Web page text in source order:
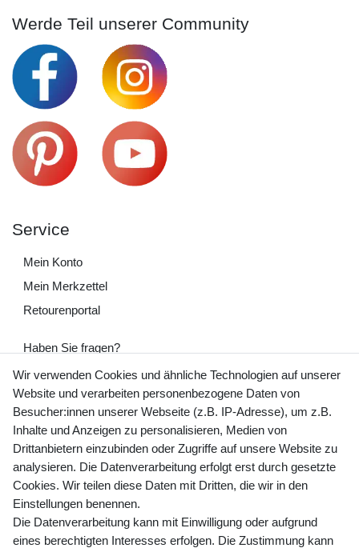
Werde Teil unserer Community
Service
Mein Konto
Mein Merkzettel
Retourenportal
Haben Sie fragen?
+49 (0) 35243 460 400
Mo-Fr 9-15 Uhr
shop@banjado.com
Preisangaben inkl. gesetzl. MwSt. und zzgl. Service- und
Versandkosten
Wir verwenden Cookies und ähnliche Technologien auf unserer
Website und verarbeiten personenbezogene Daten von
Besucher:innen unserer Webseite (z.B. IP-Adresse), um z.B.
Inhalte und Anzeigen zu personalisieren, Medien von
Drittanbietern einzubinden oder Zugriffe auf unsere Website zu
analysieren. Die Datenverarbeitung erfolgt erst durch gesetzte
Cookies. Wir teilen diese Daten mit Dritten, die wir in den
Einstellungen benennen.
Die Datenverarbeitung kann mit Einwilligung oder aufgrund
eines berechtigten Interesses erfolgen. Die Zustimmung kann